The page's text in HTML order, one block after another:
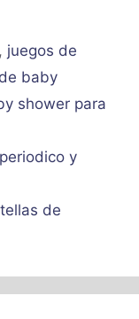
juegos de
baby
shower para
y
de